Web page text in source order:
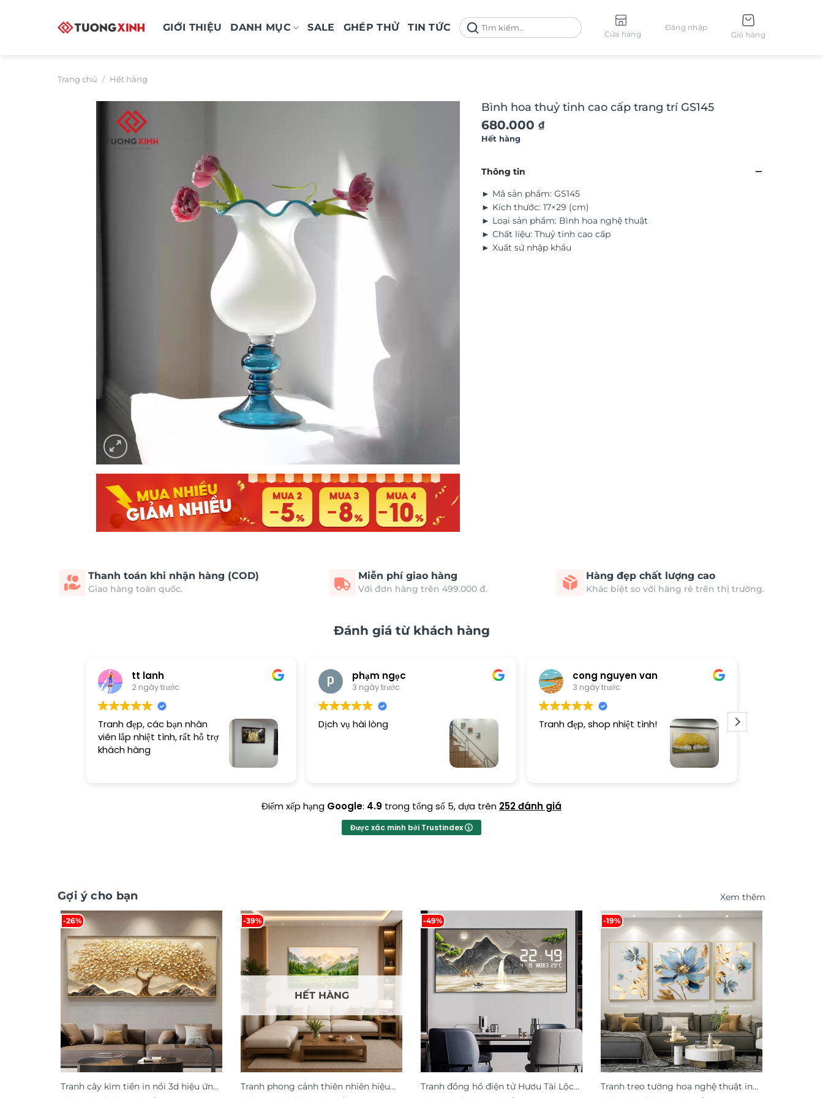
GIỚI THIỆU DANH MỤC SALE GHÉP THỬ TIN TỨC
Tìm
kiếm:
Cửa hàng
Đăng nhập
Giỏ hàng
Trang chủ / Hết hàng
Bình hoa thuỷ tinh cao cấp trang trí GS145
680.000 ₫
Hết hàng
Thông tin
► Mã sản phẩm: GS145
► Kích thước: 17×29 (cm)
► Loại sản phẩm: Bình hoa nghệ thuật
► Chất liệu: Thuỷ tinh cao cấp
► Xuất sứ nhập khẩu
Thanh toán khi nhận hàng (COD)
Giao hàng toàn quốc.
Miễn phí giao hàng
Với đơn hàng trên 499.000 đ.
Hàng đẹp chất lượng cao
Khác biệt so với hàng rẻ trên thị trường.
Đánh giá từ khách hàng
tt lanh
2 ngày trước
Tranh đẹp, các bạn nhân
viên lắp nhiệt tình, rất hỗ trợ
khách hàng
phạm ngọc
3 ngày trước
Dịch vụ hài lòng
cong nguyen van
3 ngày trước
Tranh đẹp, shop nhiệt tình!
Điểm xếp hạng Google: 4.9 trong tổng số 5,dựa trên 252 đánh giá
Được xác minh bởi Trustindex
Gợi ý cho bạn Xem thêm
-26%
Tranh cây kim tiền in nổi 3d hiệu ứng
-39%
HẾT HÀNG
Tranh phong cảnh thiên nhiên hiệu
-49%
Tranh đồng hồ điện tử Hươu Tài Lộc
-19%
Tranh treo tường hoa nghệ thuật in